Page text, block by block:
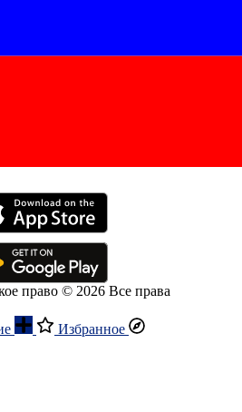
право © 2026 Все права
Избранное